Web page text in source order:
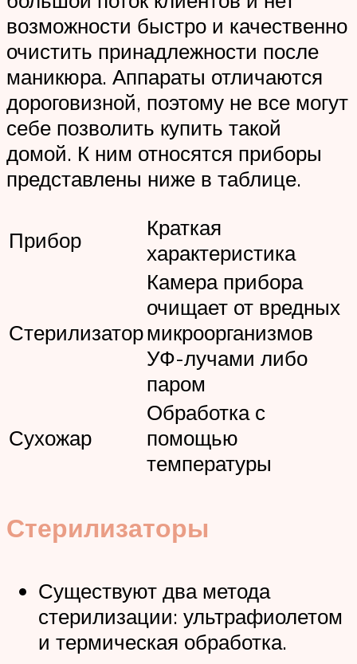
возможности быстро и качественно
очистить принадлежности после
маникюра. Аппараты отличаются
дороговизной, поэтому не все могут
себе позволить купить такой
домой. К ним относятся приборы
представлены ниже в таблице.
Прибор
Краткая
характеристика
Стерилизатор
Камера прибора
очищает от вредных
микроорганизмов
УФ-лучами либо
паром
Сухожар
Обработка с
помощью
температуры
Стерилизаторы
Существуют два метода
стерилизации: ультрафиолетом
и термическая обработка.